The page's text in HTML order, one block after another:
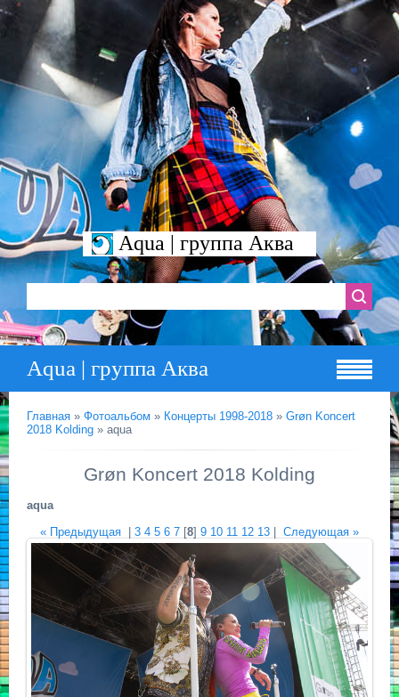
Aqua | группа Аква
Aqua | группа Аква
Главная » Фотоальбом » Концерты 1998-2018 » Grøn Koncert
2018 Kolding » aqua
Grøn Koncert 2018 Kolding
aqua
« Предыдущая
3 4 5 6 7 [8] 9 10 11 12 13 Следующая »